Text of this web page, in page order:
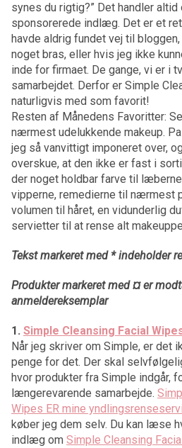
synes du rigtig?” Det handler
sponsorerede indlæg. Det er et
havde aldrig fundet vej til
noget bras, eller hvis jeg ikke
inde for firmaet. De gange, vi er i
samarbejdet. Derfor er Simple
naturligvis med som favorit!
Resten af Månedens Favoritter:
nærmest udelukkende makeup.
jeg så vanvittigt imponeret over,
overskue, at den ikke er fast i
der noget holdbar farve til
vipperne, remedierne til nærmest
volumen til håret, en vidunderlig
servietter til at rense alt
Tekst markeret med * indeholder
Produkter markeret med ¤ er
anmeldereksemplar
1. Simple Cleansing Facial
Når jeg skriver om Simple, er det
penge for det. Der skal
hvor produkter fra Simple indgår,
længerevarende samarbejde.
Wipes ER mine
køber jeg dem selv. Du kan læse
indlæg om Simple Cleansing